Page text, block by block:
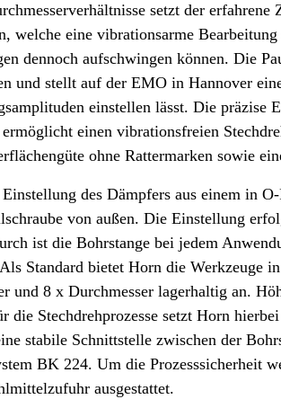
setzt der erfahrene
welche eine vibrationsarme
dennoch aufschwingen können. Die
und stellt auf der EMO in Hannover
einstellen lässt. Die präzise
einen vibrationsfreien
ohne Rattermarken sowie
des Dämpfers aus einem in
von außen. Die Einstellung
ist die Bohrstange bei jedem
Standard bietet Horn die Werkzeuge
und 8 x Durchmesser lagerhaltig an.
die Stechdrehprozesse setzt Horn
stabile Schnittstelle zwischen der
BK 224. Um die Prozesssicherheit
ausgestattet.